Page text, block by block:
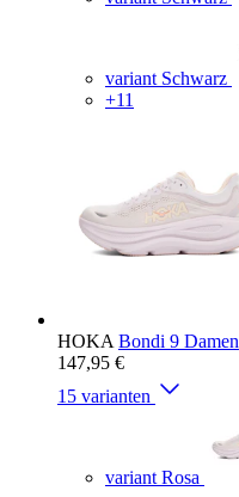
variant Schwarz
+11
HOKA Bondi 9 Damen
147,95 €
15 varianten
variant Rosa